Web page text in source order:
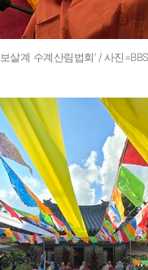
살계 수계산림법회’ / 사진